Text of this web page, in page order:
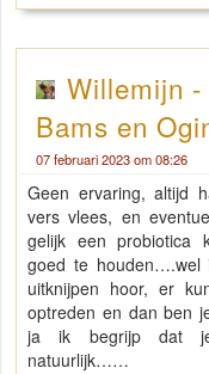
Willemijn
Bams en
07 februari 2023 om 08:26
Geen ervaring, altijd
vers vlees, en
gelijk een probiotica
goed te houden….wel
uitknijpen hoor, er
optreden en dan ben
ja ik begrijp dat
natuurlijk……